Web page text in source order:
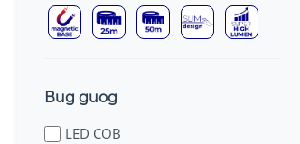
Вид диод
LED COB